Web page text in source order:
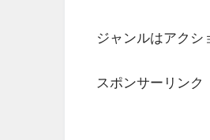
ジャンルはアクシ
スポンサーリンク